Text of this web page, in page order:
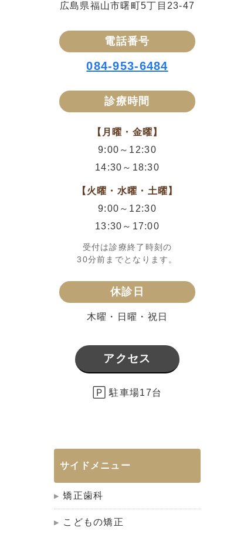
広島県福山市曙町5丁目23-47
電話番号
084-953-6484
診療時間
【月曜・金曜】
9:00～12:30
14:30～18:30
【火曜・水曜・土曜】
9:00～12:30
13:30～17:00
受付は診療終了時刻の
30分前までとなります。
休診日
木曜・日曜・祝日
アクセス
🄿 駐車場17台
サイドメニュー
矯正歯科
こどもの矯正